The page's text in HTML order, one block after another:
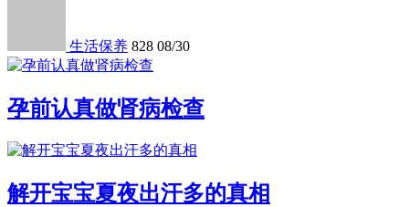
生活保养 828 08/30
孕前认真做肾病检查
解开宝宝夏夜出汗多的真相